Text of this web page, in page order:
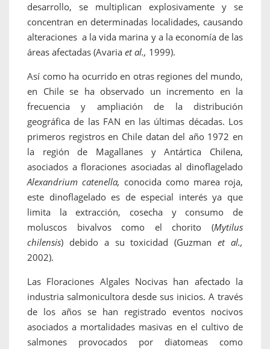
desarrollo, se multiplican explosivamente y se
concentran en determinadas localidades, causando
alteraciones a la vida marina y a la economía de las
áreas afectadas (Avaria et al., 1999).
Así como ha ocurrido en otras regiones del mundo,
en Chile se ha observado un incremento en la
frecuencia y ampliación de la distribución
geográfica de las FAN en las últimas décadas. Los
primeros registros en Chile datan del año 1972 en
la región de Magallanes y Antártica Chilena,
asociados a floraciones asociadas al dinoflagelado
Alexandrium catenella, conocida como marea roja,
este dinoflagelado es de especial interés ya que
limita la extracción, cosecha y consumo de
moluscos bivalvos como el chorito (Mytilus
chilensis) debido a su toxicidad (Guzmanet al.,
2002).
Las Floraciones Algales Nocivas han afectado la
industria salmonicultora desde sus inicios. A través
de los años se han registrado eventos nocivos
asociados a mortalidades masivas en el cultivo de
salmones provocados por diatomeas como